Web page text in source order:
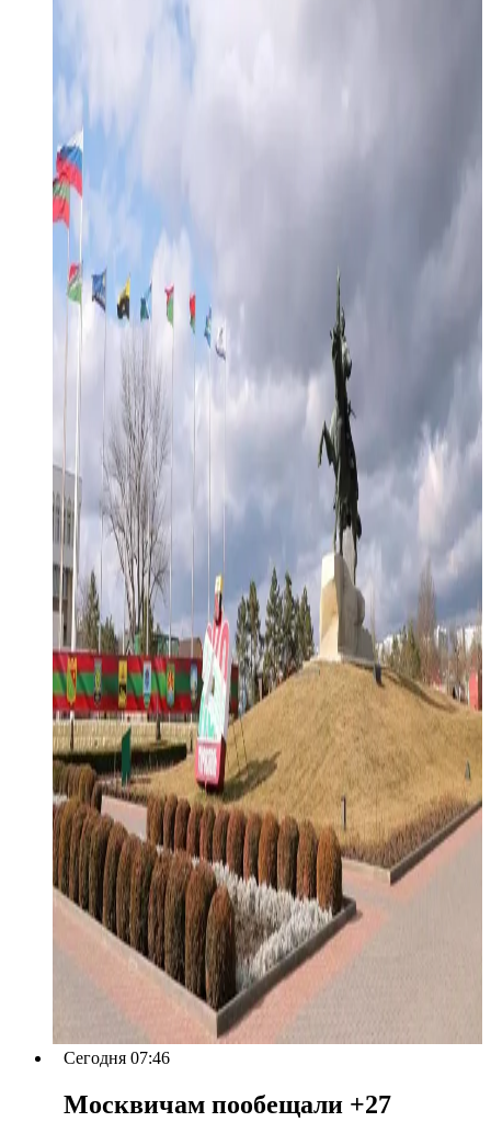
Сегодня 07:46
Москвичам пообещали +27